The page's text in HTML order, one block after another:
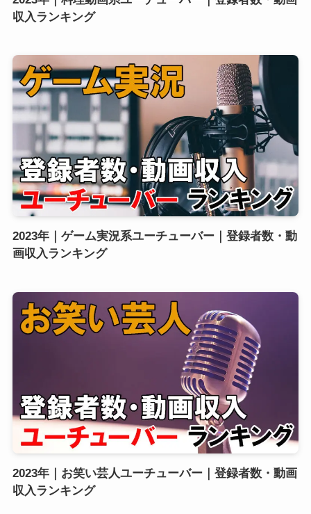
収入ランキング
2023年｜ゲーム実況系ユーチューバー｜登録者数・動
画収入ランキング
2023年｜お笑い芸人ユーチューバー｜登録者数・動画
収入ランキング